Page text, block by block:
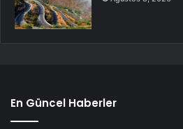
En Güncel Haberler